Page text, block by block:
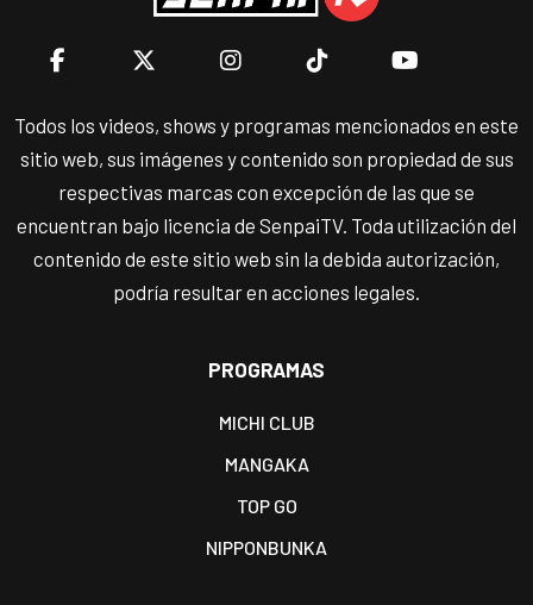
Todos los videos, shows y programas mencionados en este
sitio web, sus imágenes y contenido son propiedad de sus
respectivas marcas con excepción de las que se
encuentran bajo licencia de SenpaiTV. Toda utilización del
contenido de este sitio web sin la debida autorización,
podría resultar en acciones legales.
PROGRAMAS
MICHI CLUB
MANGAKA
TOP GO
NIPPONBUNKA